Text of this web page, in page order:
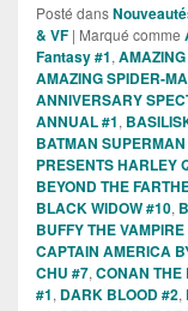
Posté dans
& VF | Marqué comme
Fantasy #1,
AMAZING SPIDER-
ANNIVERSARY
ANNUAL #1,
BATMAN
PRESENTS HARLEY
BEYOND THE
BLACK WIDOW #10,
BUFFY THE
CAPTAIN AMERICA
CHU #7, CONAN
#1, DARK BLOOD #2,